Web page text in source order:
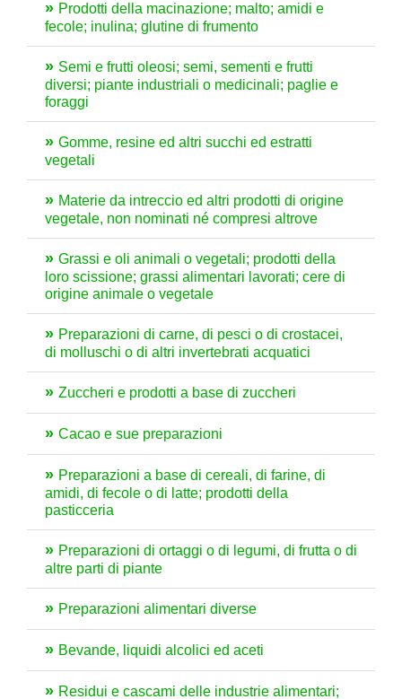
Prodotti della macinazione; malto; amidi e
fecole; inulina; glutine di frumento
Semi e frutti oleosi; semi, sementi e frutti
diversi; piante industriali o medicinali; paglie e
foraggi
Gomme, resine ed altri succhi ed estratti
vegetali
Materie da intreccio ed altri prodotti di origine
vegetale, non nominati né compresi altrove
Grassi e oli animali o vegetali; prodotti della
loro scissione; grassi alimentari lavorati; cere di
origine animale o vegetale
Preparazioni di carne, di pesci o di crostacei,
di molluschi o di altri invertebrati acquatici
Zuccheri e prodotti a base di zuccheri
Cacao e sue preparazioni
Preparazioni a base di cereali, di farine, di
amidi, di fecole o di latte; prodotti della
pasticceria
Preparazioni di ortaggi o di legumi, di frutta o di
altre parti di piante
Preparazioni alimentari diverse
Bevande, liquidi alcolici ed aceti
Residui e cascami delle industrie alimentari;